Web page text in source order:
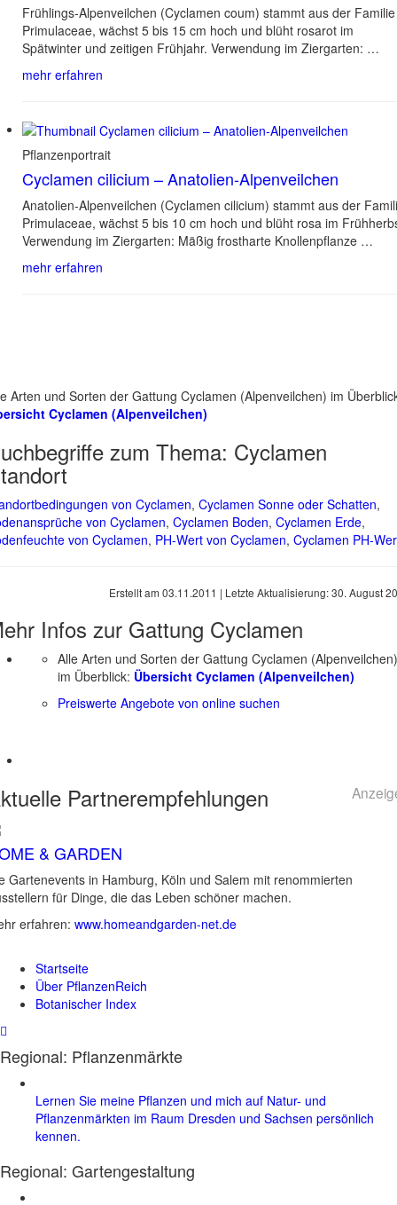
Frühlings-Alpenveilchen (Cyclamen coum) stammt aus der Familie
Primulaceae, wächst 5 bis 15 cm hoch und blüht rosarot im
Spätwinter und zeitigen Frühjahr. Verwendung im Ziergarten: …
mehr erfahren
Pflanzenportrait
Cyclamen cilicium – Anatolien-Alpenveilchen
Anatolien-Alpenveilchen (Cyclamen cilicium) stammt aus der
Primulaceae, wächst 5 bis 10 cm hoch und blüht rosa im
Verwendung im Ziergarten: Mäßig frostharte Knollenpflanze …
mehr erfahren
Arten und Sorten der Gattung Cyclamen (Alpenveilchen) im
Cyclamen (Alpenveilchen)
zum Thema: Cyclamen
von Cyclamen, Cyclamen Sonne oder Schatten,
von Cyclamen, Cyclamen Boden, Cyclamen Erde,
von Cyclamen, PH-Wert von Cyclamen, Cyclamen PH-
Erstellt am 03.11.2011 | Letzte Aktualisierung:30. August
Infos zur Gattung Cyclamen
Alle Arten und Sorten der Gattung Cyclamen (Alpenveilchen)
im Überblick: Übersicht Cyclamen (Alpenveilchen)
Preiswerte Angebote von online suchen
Partnerempfehlungen
& GARDEN
Gartenevents in Hamburg, Köln und Salem mit renommierten
für Dinge, die das Leben schöner machen.
erfahren: www.homeandgarden-net.de
Startseite
Über PflanzenReich
Botanischer Index
Regional: Pflanzenmärkte
Lernen Sie meine Pflanzen und mich auf Natur- und
Pflanzenmärkten im Raum Dresden und Sachsen persönlich
kennen.
Regional: Gartengestaltung